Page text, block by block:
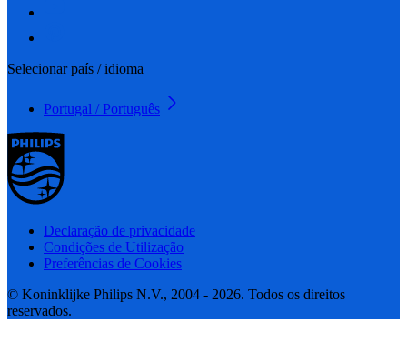
Selecionar país / idioma
Portugal / Português
Declaração de privacidade
Condições de Utilização
Preferências de Cookies
© Koninklijke Philips N.V., 2004 - 2026. Todos os direitos
reservados.